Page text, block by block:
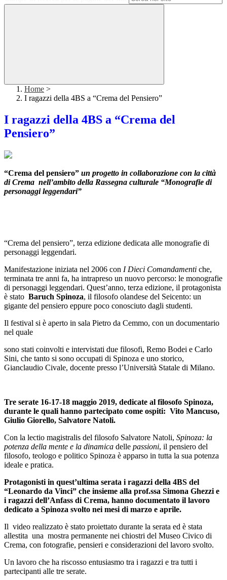
Home >
I ragazzi della 4BS a “Crema del Pensiero”
I ragazzi della 4BS a “Crema del
Pensiero”
“Crema del pensiero” un progetto in collaborazione con la città
di Crema nell’ambito della Rassegna culturale “Monografie di
personaggi leggendari”
“Crema del pensiero”, terza edizione dedicata alle monografie di
personaggi leggendari.
Manifestazione iniziata nel 2006 con I Dieci Comandamenti che,
terminata tre anni fa, ha intrapreso un nuovo percorso: le monografie
di personaggi leggendari. Quest’anno, terza edizione, il protagonista
è stato Baruch Spinoza, il filosofo olandese del Seicento: un
gigante del pensiero eppure poco conosciuto dagli studenti.
Il festival si è aperto in sala Pietro da Cemmo, con un documentario
nel quale
sono stati coinvolti e intervistati due filosofi, Remo Bodei e Carlo
Sini, che tanto si sono occupati di Spinoza e uno storico,
Gianclaudio Civale, docente presso l’Università Statale di Milano.
Tre serate 16-17-18 maggio 2019, dedicate al filosofo Spinoza,
durante le quali hanno partecipato come ospiti: Vito Mancuso,
Giulio Giorello, Salvatore Natoli.
Con la lectio magistralis del filosofo Salvatore Natoli, Spinoza: la
potenza della mente e la dinamica delle passioni, il pensiero del
filosofo, teologo e politico Spinoza è apparso in tutta la sua potenza
ideale e pratica.
Protagonisti in quest’ultima serata i ragazzi della 4BS del
“Leonardo da Vinci” che insieme alla prof.ssa Simona Ghezzi e
i ragazzi dell’Anfass di Crema, hanno documentato il lavoro
dedicato a Spinoza svolto nei mesi di marzo e aprile.
Il video realizzato è stato proiettato durante la serata ed è stata
allestita una mostra permanente nei chiostri del Museo Civico di
Crema, con fotografie, pensieri e considerazioni del lavoro svolto.
Un lavoro che ha riscosso entusiasmo tra i ragazzi e tra tutti i
partecipanti alle tre serate.